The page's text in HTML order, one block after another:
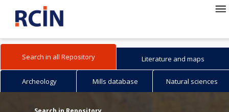
Search in all Repository Literature and maps
Archeology Mills database Natural sciences